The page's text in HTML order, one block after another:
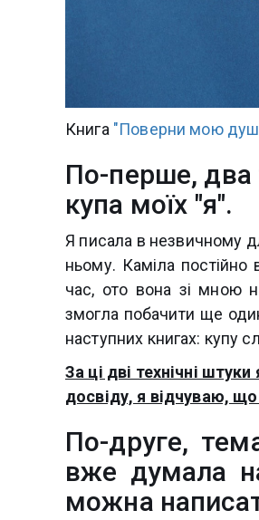
Книга "Поверни мою
По-перше, два
купа моїх "я".
Я писала в незвичному
ньому. Каміла
час, ото вона зі мною
змогла побачити ще
наступних книгах: купу
За ці дві технічні
досвіду, я відчуваю,
По-друге,
вже думала
можна